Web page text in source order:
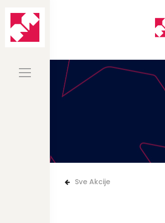
Sve Akcije